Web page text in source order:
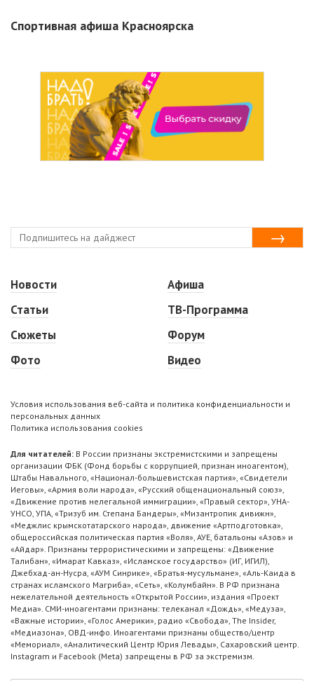
Спортивная афиша Красноярска
Новости
Статьи
Сюжеты
Фото
Афиша
ТВ-Программа
Форум
Видео
Условия использования веб-сайта и политика конфиденциальности и
персональных данных
Политика использования cookies
Для читателей: В России признаны экстремистскими и запрещены
организации ФБК (Фонд борьбы с коррупцией, признан иноагентом),
Штабы Навального, «Национал-большевистская партия», «Свидетели
Иеговы», «Армия воли народа», «Русский общенациональный союз»,
«Движение против нелегальной иммиграции», «Правый сектор», УНА-
УНСО, УПА, «Тризуб им. Степана Бандеры», «Мизантропик дивижн»,
«Меджлис крымскотатарского народа», движение «Артподготовка»,
общероссийская политическая партия «Воля», АУЕ, батальоны «Азов» и
«Айдар». Признаны террористическими и запрещены: «Движение
Талибан», «Имарат Кавказ», «Исламское государство» (ИГ, ИГИЛ),
Джебхад-ан-Нусра, «АУМ Синрике», «Братья-мусульмане», «Аль-Каида в
странах исламского Магриба», «Сеть», «Колумбайн». В РФ признана
нежелательной деятельность «Открытой России», издания «Проект
Медиа». СМИ-иноагентами признаны: телеканал «Дождь», «Медуза»,
«Важные истории», «Голос Америки», радио «Свобода», The Insider,
«Медиазона», ОВД-инфо. Иноагентами признаны общество/центр
«Мемориал», «Аналитический Центр Юрия Левады», Сахаровский центр.
Instagram и Facebook (Metа) запрещены в РФ за экстремизм.